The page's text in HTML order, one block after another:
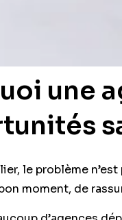
une
le problème
moment, de